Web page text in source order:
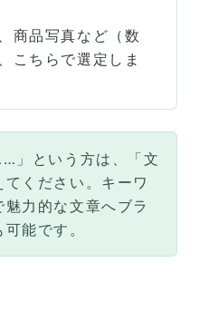
商品写真など（数
こちらで選定しま
」という方は、「文
ください。キーワ
力的な文章へブラ
能です。